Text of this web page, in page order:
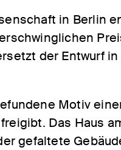
in Berlin
der Entwurf
Motiv
Das Haus
gefaltete